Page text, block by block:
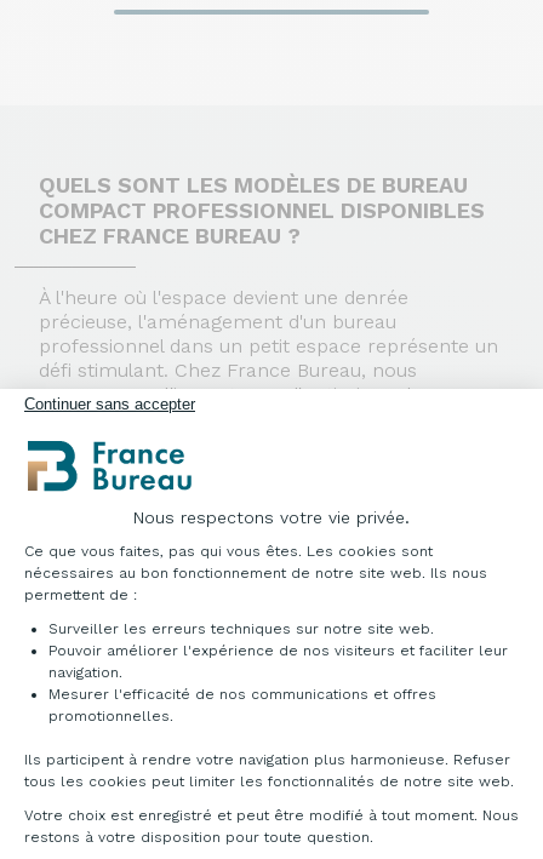
Continuer sans accepter
Nous respectons votre vie privée.
Plateforme de Gestion du Consentement :
Ce que vous faites, pas qui vous êtes. Les cookies sont
nécessaires au bon fonctionnement de notre site web. Ils nous
permettent de :
Surveiller les erreurs techniques sur notre site web.
Pouvoir améliorer l'expérience de nos visiteurs et faciliter leur
navigation.
Mesurer l'efficacité de nos communications et offres
promotionnelles.
Ils participent à rendre votre navigation plus harmonieuse. Refuser
tous les cookies peut limiter les fonctionnalités de notre site web.
Votre choix est enregistré et peut être modifié à tout moment. Nous
restons à votre disposition pour toute question.
Axeptio consent
QUELS SONT LES MODÈLES DE BUREAU
COMPACT PROFESSIONNEL DISPONIBLES
CHEZ FRANCE BUREAU ?
À l'heure où l'espace devient une denrée
précieuse, l'aménagement d'un bureau
professionnel dans un petit espace représente un
défi stimulant. Chez France Bureau, nous
comprenons l'importance d'optimiser chaque
centimètre carré sans sacrifier le style ni la
fonctionnalité. Explorez notre gamme variée de
bureaux compacts conçus spécialement pour
répondre aux besoins des espaces restreints.
BUREAU D’ANGLE POUR PETIT
ESPACE
Pour maximiser l'utilisation de votre espace, optez
pour notrebureau d'angle professionnel
spécialement conçu pour les petits espaces. Il
offre une solution intelligente pour les coins
souvent négligés, transformant ces zones en
espaces de travail productifs. Grâce à son design
compact et ergonomique, notre bureau s'adapte
offrant un environnement de travail confortable
et fonctionnel.